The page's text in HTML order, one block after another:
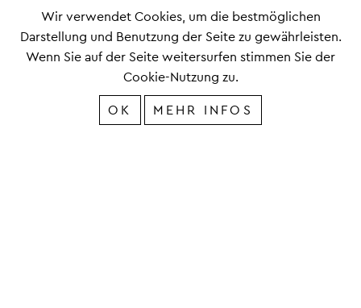
Wir verwendet Cookies, um die bestmöglichen
Darstellung und Benutzung der Seite zu gewährleisten.
Wenn Sie auf der Seite weitersurfen stimmen Sie der
Cookie-Nutzung zu.
OK
MEHR INFOS